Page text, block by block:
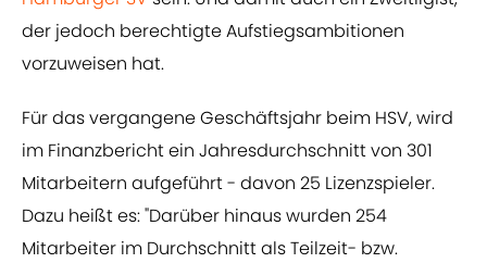
der jedoch berechtigte Aufstiegsambitionen
vorzuweisen hat.
Für das vergangene Geschäftsjahr beim HSV, wird
im Finanzbericht ein Jahresdurchschnitt von 301
Mitarbeitern aufgeführt - davon 25 Lizenzspieler.
Dazu heißt es: "Darüber hinaus wurden 254
Mitarbeiter im Durchschnitt als Teilzeit- bzw.